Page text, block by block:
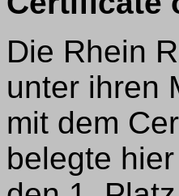
Die Rhein
unter ihren
mit dem
belegte